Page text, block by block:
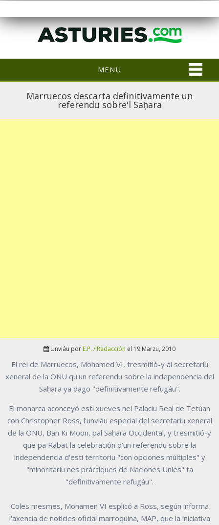
MENU
Marruecos descarta definitivamente un
referendu sobre'l Saḥara
Unviáu por E.P. / Redacción el 19 Marzu, 2010
El rei de Marruecos, Mohamed VI, tresmitió-y al secretariu
xeneral de la ONU qu'un referendu sobre la independencia del
Saḥara ya dago "definitivamente refugáu".
El monarca aconceyó esti xueves nel Palaciu Real de Tetúan
con Christopher Ross, l'unviáu especial del secretariu xeneral
de la ONU, Ban Ki Moon, pal Saḥara Occidental, y tresmitió-y
que pa Rabat la celebración d'un referendu sobre la
independencia d'esti territoriu "con opciones múltiples" y
"minoritariu nes práctiques de Naciones Uníes" ta
"definitivamente refugáu".
Coles mesmes, Mohamen VI esplicó a Ross, según informa
l'axencia de noticies oficial marroquina, MAP, que la iniciativa